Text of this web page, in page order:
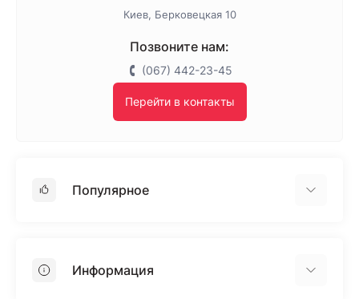
Киев, Берковецкая 10
Позвоните нам:
(067) 442-23-45
Перейти в контакты
Популярное
ПенопластИнформация